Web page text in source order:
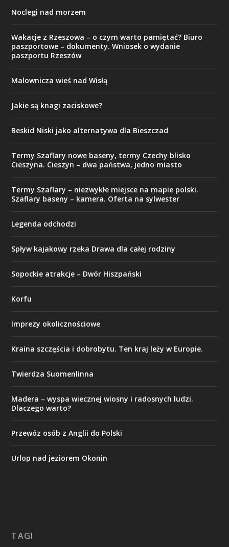
Noclegi nad morzem
Wakacje z Rzeszowa – o czym warto pamiętać? Biuro
paszportowe – dokumenty. Wniosek o wydanie
paszportu Rzeszów
Malownicza wieś nad Wisłą
Jakie są knagi zaciskowe?
Beskid Niski jako alternatywa dla Bieszczad
Termy Szaflary nowe baseny, termy Czechy blisko
Cieszyna. Cieszyn – dwa państwa, jedno miasto
Termy Szaflary – niezwykłe miejsce na mapie polski.
Szaflary baseny – kamera. Oferta na sylwester
Legenda odchodzi
Spływ kajakowy rzeka Drawa dla całej rodziny
Sopockie atrakcje – Dwór Hiszpański
Korfu
Imprezy okolicznościowe
Kraina szczęścia i dobrobytu. Ten kraj leży w Europie.
Twierdza Suomenlinna
Madera – wyspa wiecznej wiosny i radosnych ludzi.
Dlaczego warto?
Przewóz osób z Anglii do Polski
Urlop nad jeziorem Okonin
TAGI